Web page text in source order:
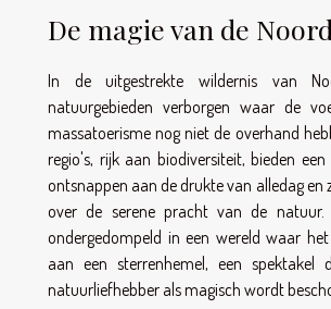
De magie van de
In de uitgestrekte wildernis van
natuurgebieden verborgen waar de
massatoerisme nog niet de overhand
regio's, rijk aan biodiversiteit, bieden
ontsnappen aan de drukte van alledag en
over de serene pracht van de natuur.
ondergedompeld in een wereld waar
aan een sterrenhemel, een
natuurliefhebber als magisch wordt